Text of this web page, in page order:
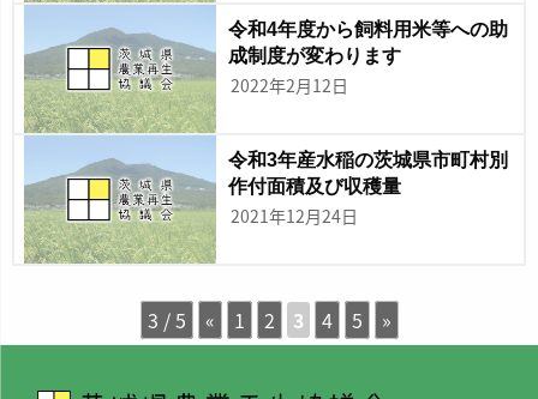
令和4年度から飼料用米等への助
成制度が変わります
2022年2月12日
令和3年産水稲の茨城県市町村別
作付面積及び収穫量
2021年12月24日
3 / 5 « 1 2 3 4 5 »